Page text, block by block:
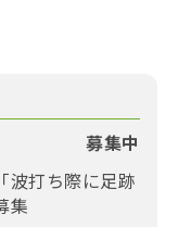
募集中
波打ち際に足跡
集